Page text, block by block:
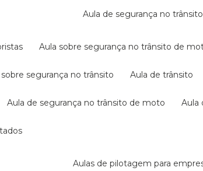
aula de segurança no trânsito
aula sobre segurança no trânsito de
sobre segurança no trânsito aula de trânsito
aula de segurança no trânsito de moto
aulas de pilotagem para